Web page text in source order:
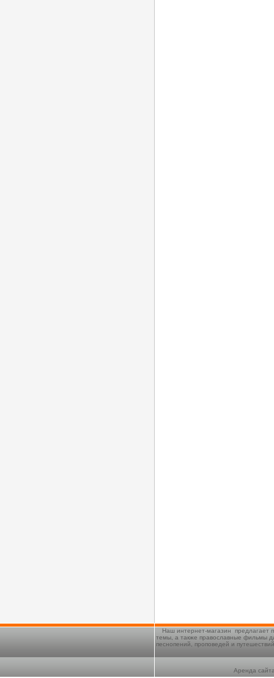
Наш интернет-магазин предлагает
темы, а также православные фильмы
песнопений, проповедей и
Аренда